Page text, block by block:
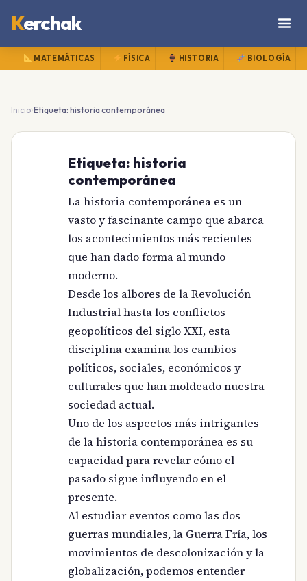
Kerchak
MATEMÁTICAS FÍSICA HISTORIA BIOLOGÍA
Inicio›Etiqueta: historia contemporánea
Etiqueta: historia
contemporánea
La historia contemporánea es un
vasto y fascinante campo que abarca
los acontecimientos más recientes
que han dado forma al mundo
moderno.
Desde los albores de la Revolución
Industrial hasta los conflictos
geopolíticos del siglo XXI, esta
disciplina examina los cambios
políticos, sociales, económicos y
culturales que han moldeado nuestra
sociedad actual.
Uno de los aspectos más intrigantes
de la historia contemporánea es su
capacidad para revelar cómo el
pasado sigue influyendo en el
presente.
Al estudiar eventos como las dos
guerras mundiales, la Guerra Fría, los
movimientos de descolonización y la
globalización, podemos entender